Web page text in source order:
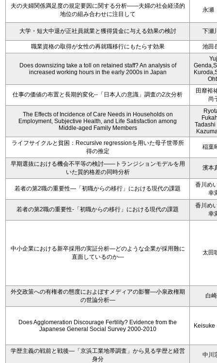
夫の夫婦関係満足度の規定要因に関する分析――夫婦の社会経済的
地位の組み合わせに注目して
永
大学・短大中退が正社員就業と獲得賃金に与える効果の検討 下瀬
職業資格の取得が女性の再就職移行にもたらす効果 池田
Does downsizing take a toll on retained staff? An analysis of
increased working hours in the early 2000s in Japan
仕事の価値の布置と長期的変化--「日本人の意識」調査の2次分析
田靡裕
尚
The Effects of Incidence of Care Needs in Households on
Employment, Subjective Health, and Life Satisfaction among
Middle-aged Family Members
Tadashi
ライフサイクルと貧困：Recursive regressionを用いた母子世帯所
得の推定
稲葉
早期選抜における機会不平等の検討――トランジションモデルを用
いた質的格差の同時分析
濱本
若者の第2職の重要性―「初職からの移行」における現代の課題
香川め
幸
若者の第2職の重要性-「初職からの移行」における現代の課題
香川め
幸
中小企業における新卒採用の実証分析―どのような企業が採用難に
直面しているのか―
太田
外交政策への有権者の態度におよぼすメディアの影響―小泉政権期
の世論分析―
白
Does Agglomeration Discourage Fertility? Evidence from the
Japanese General Social Survey 2000-2010
Keisuke
学歴主義の戦前と戦後―「京浜工業地帯調査」から見る学歴と経営
身分
中川